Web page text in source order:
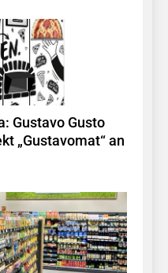
Gustavo Gusto
„Gustavomat“ an